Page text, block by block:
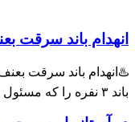
باند سرقت بعنف
باند سرقت بعنف